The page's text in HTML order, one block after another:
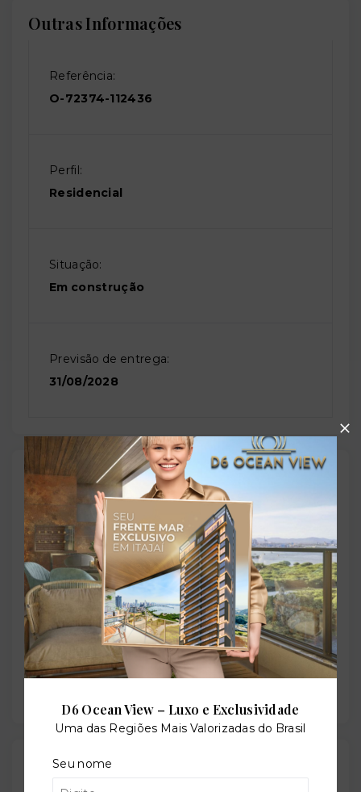
Outras Informações
Referência:
O-72374-112436
Perfil:
Residencial
Situação:
Em construção
Previsão de entrega:
31/08/2028
Localização
Rua Pedro Gonzaga de Lima, 380 - Vila Sao Joao -
Cabedelo/PB
- 58101-005
+
−
Leaflet
Gostou do imóvel?
D6 Ocean View – Luxo e Exclusividade
Uma das Regiões Mais Valorizadas do Brasil
Seu nome